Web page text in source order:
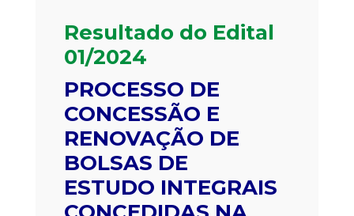
Resultado do Edital
01/2024
PROCESSO DE
CONCESSÃO E
RENOVAÇÃO DE
BOLSAS DE
ESTUDO INTEGRAIS